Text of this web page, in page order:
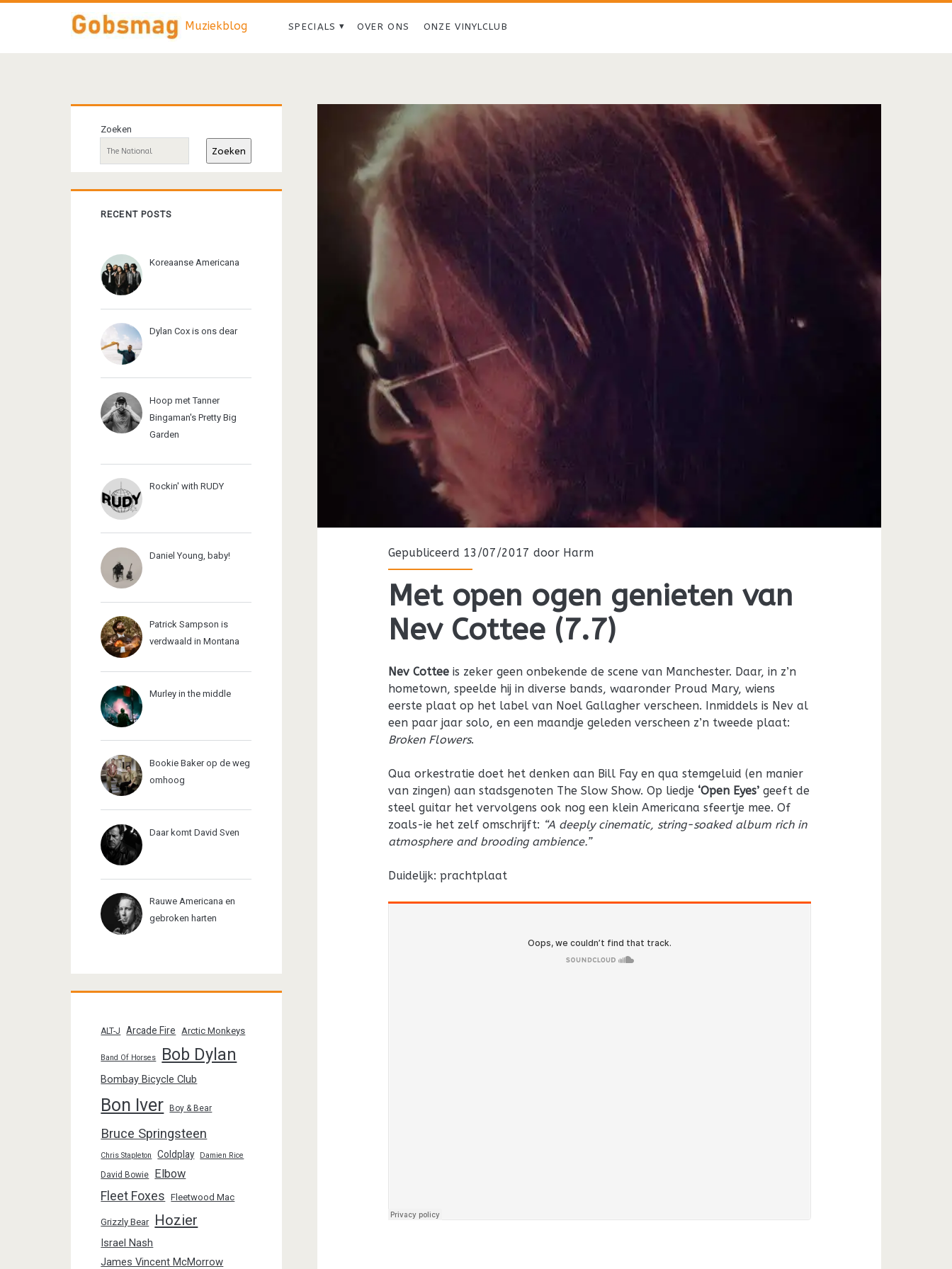
Muziekblog SPECIALS OVER ONS ONZE VINYLCLUB
<span>Bill
Fay</span>
Gepubliceerd 13/07/2017 door Harm
Met open ogen genieten van
Nev Cottee (7.7)
Nev Cotteeis zeker geen onbekende de scene van Manchester. Daar, in z’n
hometown, speelde hij in diverse bands, waaronder Proud Mary, wiens
eerste plaat op het label van Noel Gallagher verscheen. Inmiddels is Nev al
een paar jaar solo, en een maandje geleden verscheen z’n tweede plaat:
Broken Flowers.
Qua orkestratie doet het denken aan Bill Fay en qua stemgeluid (en manier
van zingen) aan stadsgenoten The Slow Show. Op liedje ‘Open Eyes’geeft de
steel guitar het vervolgens ook nog een klein Americana sfeertje mee. Of
zoals-ie het zelf omschrijft: “A deeply cinematic, string-soaked album rich in
atmosphere and brooding ambience.”
Duidelijk: prachtplaat
Primaire
sidebar
Zoeken
Zoeken
RECENT POSTS
Koreaanse Americana
Dylan Cox is ons dear
Hoop met Tanner
Bingaman's Pretty Big
Garden
Rockin' with RUDY
Daniel Young, baby!
Patrick Sampson is
verdwaald in Montana
Murley in the middle
Bookie Baker op de weg
omhoog
Daar komt David Sven
Rauwe Americana en
gebroken harten
ALT-J Arcade Fire Arctic Monkeys
Band Of Horses Bob Dylan
Bombay Bicycle Club
Bon Iver Boy & Bear
Bruce Springsteen
Chris Stapleton Coldplay Damien Rice
David Bowie Elbow
Fleet Foxes Fleetwood Mac
Grizzly Bear Hozier
Israel Nash
James Vincent McMorrow